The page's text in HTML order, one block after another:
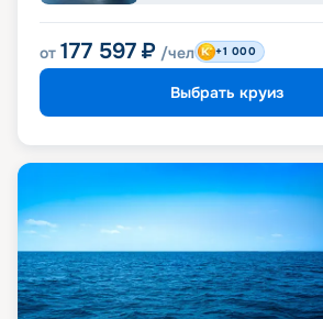
от 177 597 ₽ /чел +1 000
Выбрать круиз